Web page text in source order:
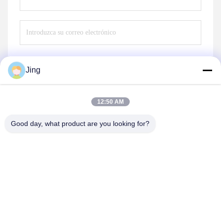
Jing
12:50 AM
Good day, what product are you looking for?